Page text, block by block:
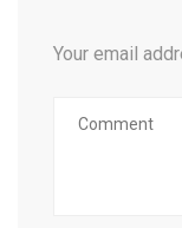
Your email